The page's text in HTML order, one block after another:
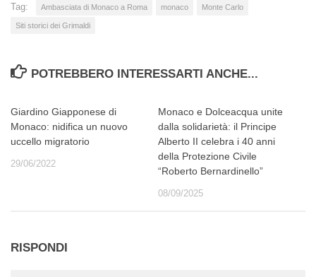
Tag: Ambasciata di Monaco a Roma monaco Monte Carlo
Siti storici dei Grimaldi
POTREBBERO INTERESSARTI ANCHE...
Giardino Giapponese di
Monaco: nidifica un nuovo
uccello migratorio
29/06/2022
Monaco e Dolceacqua unite
dalla solidarietà: il Principe
Alberto II celebra i 40 anni
della Protezione Civile
“Roberto Bernardinello”
08/09/2025
RISPONDI